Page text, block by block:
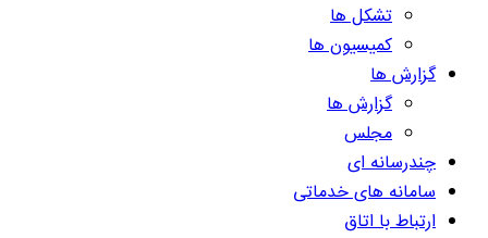
تشکل ها
کمیسیون ها
گزارش ها
گزارش ها
مجلس
چندرسانه ای
سامانه های خدماتی
ارتباط با اتاق